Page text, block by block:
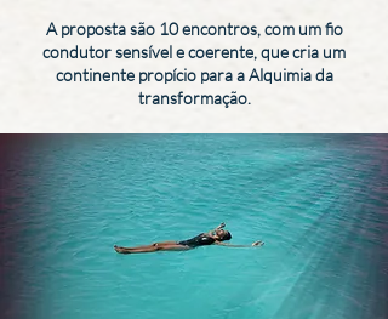
A proposta são 10 encontros, com um fio
condutor sensível e coerente, que cria um
continente propício para a Alquimia da
transformação.